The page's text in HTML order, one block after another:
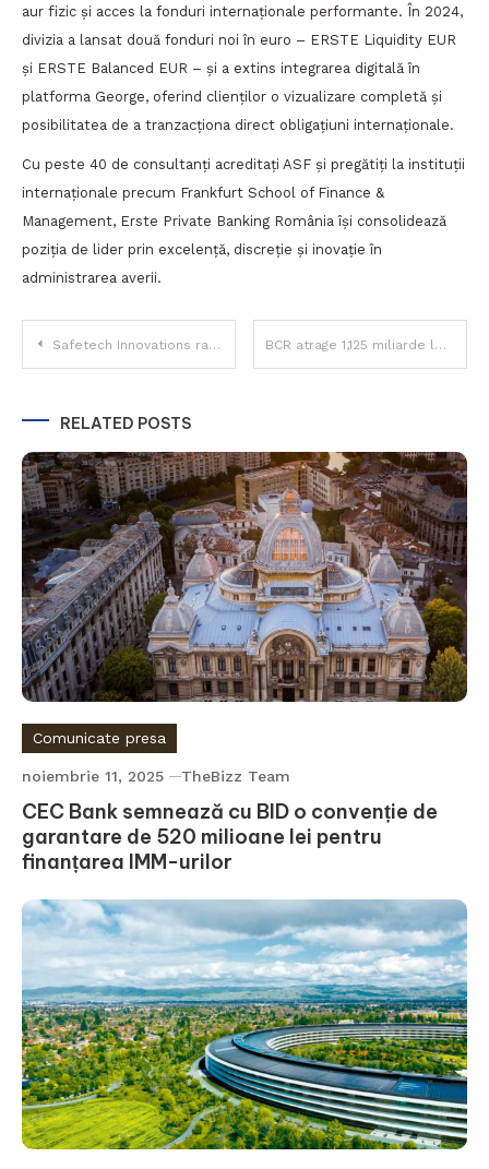
aur fizic și acces la fonduri internaționale performante. În 2024,
divizia a lansat două fonduri noi în euro – ERSTE Liquidity EUR
și ERSTE Balanced EUR – și a extins integrarea digitală în
platforma George, oferind clienților o vizualizare completă și
posibilitatea de a tranzacționa direct obligațiuni internaționale.
Cu peste 40 de consultanți acreditați ASF și pregătiți la instituții
internaționale precum Frankfurt School of Finance &
Management, Erste Private Banking România își consolidează
poziția de lider prin excelență, discreție și inovație în
administrarea averii.
Navigare
articole
Safetech Innovations raportează un profit net de 8,3 milioane lei la nouă luni, în creștere cu 20% BCR atrage 1,125 miliarde lei într-o nouă emisiune de obligațiuni – cel mai redus spread bancar din ultimii ani
RELATED POSTS
Comunicate presa
noiembrie 11, 2025 TheBizz Team
CEC Bank semnează cu BID o convenție de
garantare de 520 milioane lei pentru
finanțarea IMM-urilor